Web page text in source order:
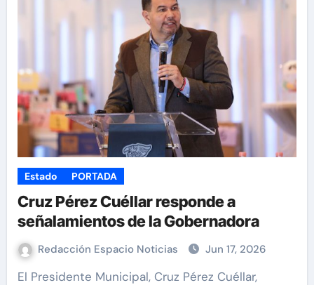
Estado PORTADA
Cruz Pérez Cuéllar responde a
señalamientos de la Gobernadora
Redacción Espacio Noticias Jun 17, 2026
El Presidente Municipal, Cruz Pérez Cuéllar,